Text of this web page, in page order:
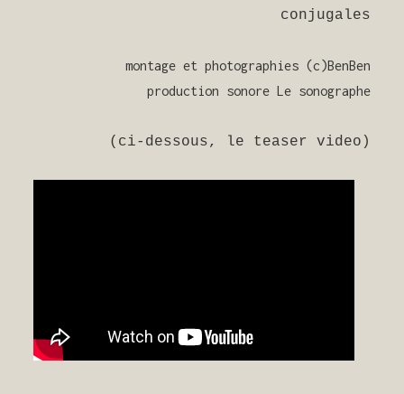
conjugales
montage et photographies (c)BenBen
production sonore Le sonographe
(ci-dessous, le teaser video)